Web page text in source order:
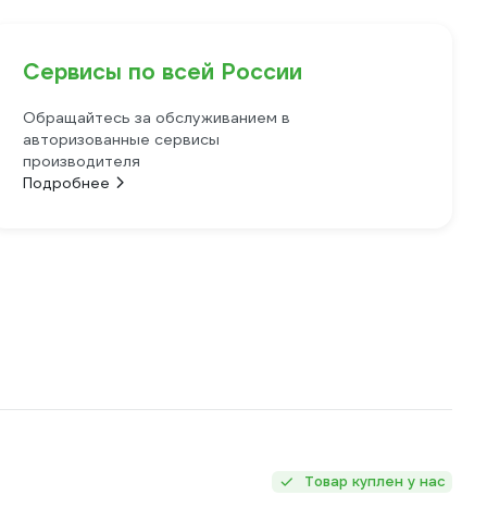
Сервисы по всей России
Обращайтесь за обслуживанием в
авторизованные сервисы
производителя
Подробнее
Товар куплен у нас